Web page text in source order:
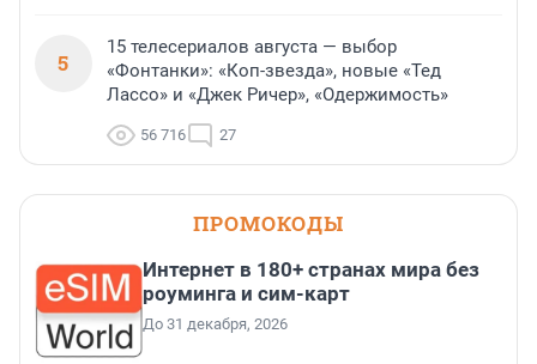
5
15 телесериалов августа — выбор
«Фонтанки»: «Коп-звезда», новые «Тед
Лассо» и «Джек Ричер», «Одержимость»
56 716 27
ПРОМОКОДЫ
Интернет в 180+ странах мира без
роуминга и сим-карт
До 31 декабря, 2026